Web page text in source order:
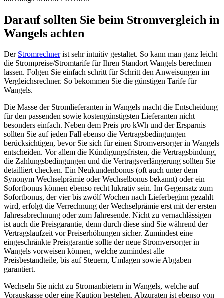
Darauf sollten Sie beim Stromvergleich in
Wangels achten
Der Stromrechnerist sehr intuitiv gestaltet. So kann man ganz leicht
die Strompreise/Stromtarife für Ihren Standort Wangels berechnen
lassen. Folgen Sie einfach schritt für Schritt den Anweisungen im
Vergleichsrechner. So bekommen Sie die günstigen Tarife für
Wangels.
Die Masse der Stromlieferanten in Wangels macht die Entscheidung
für den passenden sowie kostengünstigsten Lieferanten nicht
besonders einfach. Neben dem Preis pro kWh und der Ersparnis
sollten Sie auf jeden Fall ebenso die Vertragsbedingungen
berücksichtigen, bevor Sie sich für einen Stromversorger in Wangels
entscheiden. Vor allem die Kündigungsfristen, die Vertragsbindung,
die Zahlungsbedingungen und die Vertragsverlängerung sollten Sie
detailliert checken. Ein Neukundenbonus (oft auch unter dem
Synonym Wechselprämie oder Wechselbonus bekannt) oder ein
Sofortbonus können ebenso recht lukrativ sein. Im Gegensatz zum
Sofortbonus, der vier bis zwölf Wochen nach Lieferbeginn gezahlt
wird, erfolgt die Verrechnung der Wechselprämie erst mit der ersten
Jahresabrechnung oder zum Jahresende. Nicht zu vernachlässigen
ist auch die Preisgarantie, denn durch diese sind Sie während der
Vertragslaufzeit vor Preiserhöhungen sicher. Zumindest eine
eingeschränkte Preisgarantie sollte der neue Stromversorger in
Wangels vorweisen können, welche zumindest alle
Preisbestandteile, bis auf Steuern, Umlagen sowie Abgaben
garantiert.
Wechseln Sie nicht zu Stromanbietern in Wangels, welche auf
Vorauskasse oder eine Kaution bestehen. Abzuraten ist ebenso von